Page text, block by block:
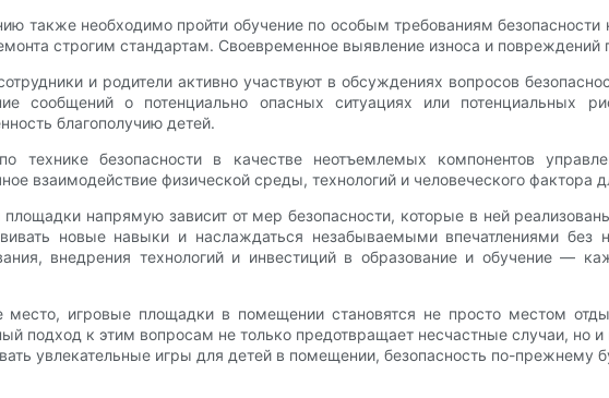
также необходимо пройти обучение по особым требованиям
строгим стандартам. Своевременное выявление износа и повреждений
и родители активно участвуют в обсуждениях вопросов
сообщений о потенциально опасных ситуациях или потенциальных
благополучию детей.
технике безопасности в качестве неотъемлемых компонентов
взаимодействие физической среды, технологий и человеческого фактора
напрямую зависит от мер безопасности, которые в ней
новые навыки и наслаждаться незабываемыми впечатлениями
внедрения технологий и инвестиций в образование и обучение —
место, игровые площадки в помещении становятся не просто местом
подход к этим вопросам не только предотвращает несчастные случаи, но
увлекательные игры для детей в помещении, безопасность по-прежнему